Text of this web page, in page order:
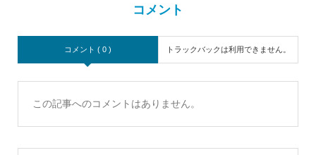
コメント
コメント ( 0 ) トラックバックは利用できません。
この記事へのコメントはありません。